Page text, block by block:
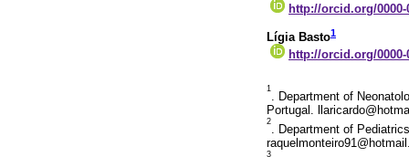
http://orcid.org/0000-
Lígia Basto1
http://orcid.org/0000-
1
. Department of
Portugal.
2
. Department of
3